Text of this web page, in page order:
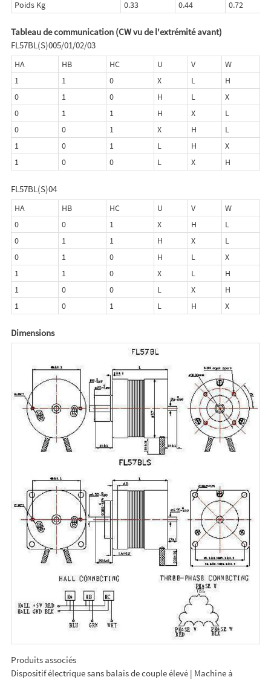
Poids Kg 0.33 0.44 0.72
Tableau de communication (CW vu de l'extrémité avant)
FL57BL(S)005/01/02/03
HA HB HC U V
W
1
1 0 X L
H
0
1 0 H L
X
0
1 1 H X
L
0
0 1 X H
L
1
0 1 L H
X
1
0 0 L X H
FL57BL(S)04
HA HB HC U V
W
0
0 1 X H
L
0
1 1 H X
L
0
1 0 H L
X
1
1 0 X L
H
1
0 0 L X
H
1
0 1 L H X
Dimensions
Produits associés
Dispositif électrique sans balais de couple élevé | Machine à